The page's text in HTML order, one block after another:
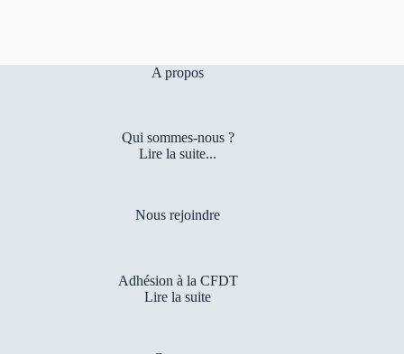
A propos
Qui sommes-nous ?
Lire la suite...
Nous rejoindre
Adhésion à la CFDT
Lire la suite